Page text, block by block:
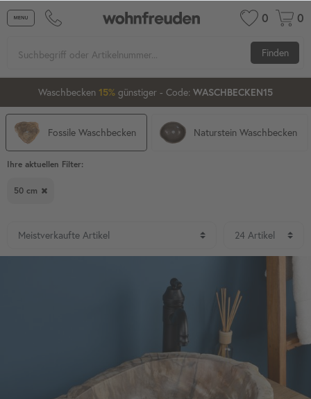
0 0
Finden
15%
Waschbecken ab 80 cm20%günstiger- Code:XXL-20
Naturstein Waschbecken
Fossile Waschbecken
Ihre aktuellen Filter:
50 cm